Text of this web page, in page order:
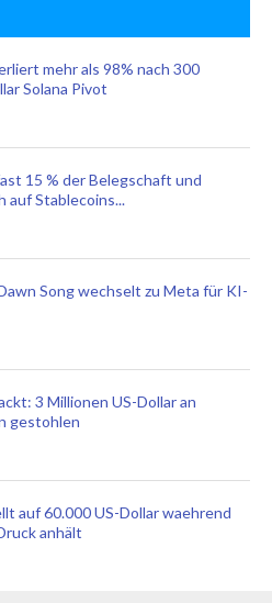
mehr als 98% nach 300
Solana Pivot
15 % der Belegschaft und
auf Stablecoins...
Song wechselt zu Meta für KI-
3 Millionen US-Dollar an
gestohlen
auf 60.000 US-Dollar waehrend
anhält